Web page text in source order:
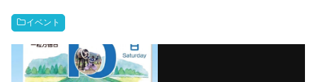
イベント